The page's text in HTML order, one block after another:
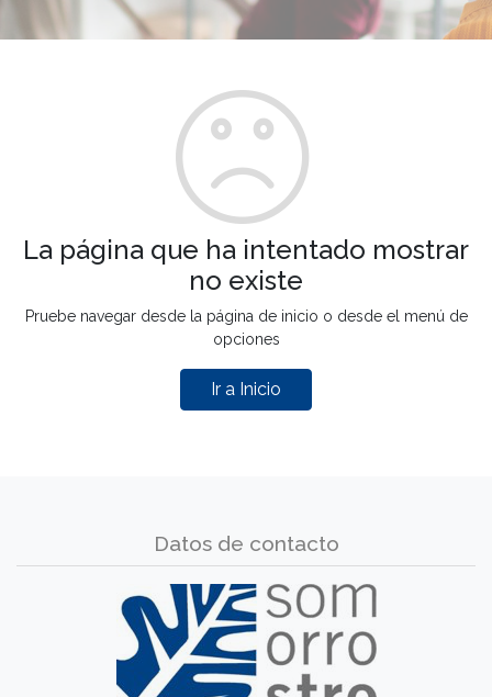
La página que ha intentado mostrar
no existe
Pruebe navegar desde la página de inicio o desde el menú de
opciones
Ir a Inicio
Datos de contacto